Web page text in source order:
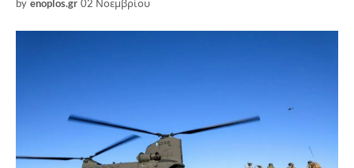
by enoplos.gr 02 Νοεμβρίου